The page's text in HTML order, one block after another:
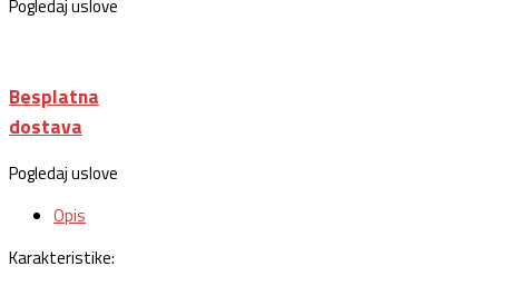
Pogledaj uslove
Besplatna
dostava
Pogledaj uslove
Opis
Karakteristike: